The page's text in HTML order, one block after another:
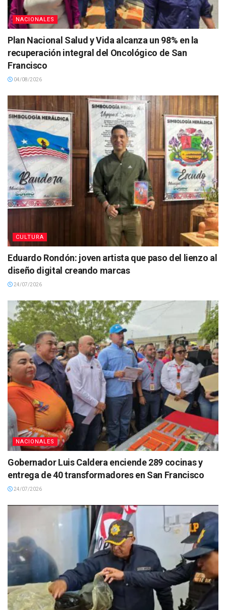
NACIONALES
Plan Nacional Salud y Vida alcanza un 98% en la
recuperación integral del Oncológico de San
Francisco
04/08/2026
CULTURA
Eduardo Rondón: joven artista que paso del lienzo al
diseño digital creando marcas
24/07/2026
NACIONALES
Gobernador Luis Caldera enciende 289 cocinas y
entrega de 40 transformadores en San Francisco
24/07/2026